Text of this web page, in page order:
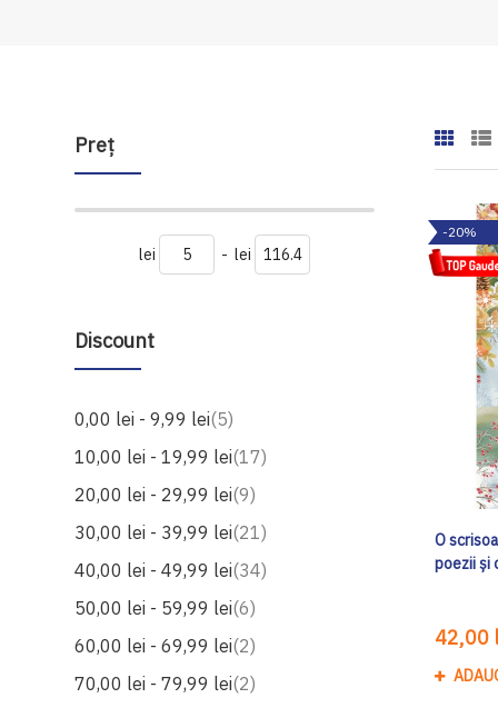
Preţ
lei - lei
Discount
0,00 lei -9,99 lei 5produse
10,00 lei -19,99 lei 17produse
20,00 lei - 29,99 lei 9produse
30,00 lei - 39,99 lei 21produse
40,00 lei -49,99 lei 34produse
50,00 lei - 59,99 lei 6produse
60,00 lei -69,99 lei 2produse
70,00 lei -79,99 lei 2produse
-20%
O
poezii și
42,00